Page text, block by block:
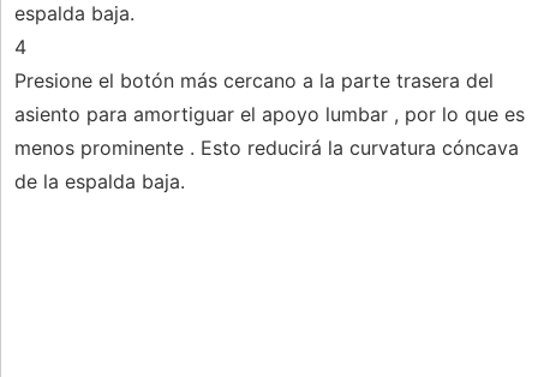
espalda baja.
4
Presione el botón más cercano a la parte trasera del
asiento para amortiguar el apoyo lumbar , por lo que es
menos prominente . Esto reducirá la curvatura cóncava
de la espalda baja.